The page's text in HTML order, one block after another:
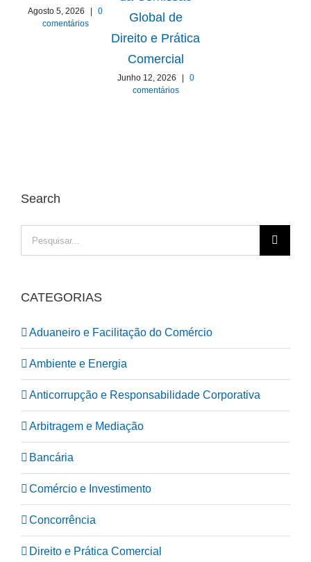
Agosto 5, 2026 |
0
comentários
Global de
Direito e Prática
Comercial
Junho 12, 2026 |
0
comentários
Search
CATEGORIAS
Aduaneiro e Facilitação do Comércio
Ambiente e Energia
Anticorrupção e Responsabilidade Corporativa
Arbitragem e Mediação
Bancária
Comércio e Investimento
Concorrência
Direito e Prática Comercial